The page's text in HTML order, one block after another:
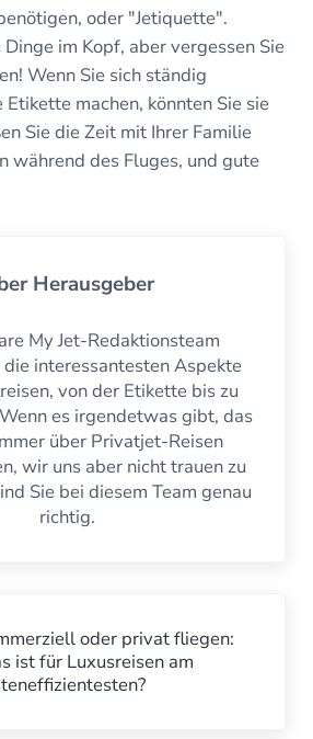
oder "Jetiquette".
im Kopf, aber vergessen Sie
Wenn Sie sich ständig
Etikette machen, könnten Sie sie
Sie die Zeit mit Ihrer Familie
während des Fluges, und gute
Herausgeber
My Jet-Redaktionsteam
interessantesten Aspekte
von der Etikette bis zu
es irgendetwas gibt, das
über Privatjet-Reisen
wir uns aber nicht trauen zu
Sie bei diesem Team genau
richtig.
oder privat fliegen:
ist für Luxusreisen am